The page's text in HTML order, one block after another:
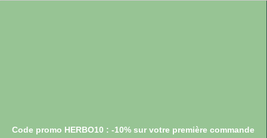
Code promo HERBO10 : -10% sur votre première commande